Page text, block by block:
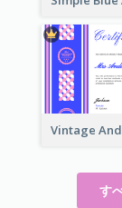
す